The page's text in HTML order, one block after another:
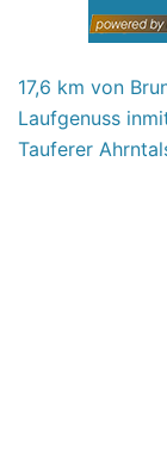
17,6 km von
Laufgenuss
Tauferer